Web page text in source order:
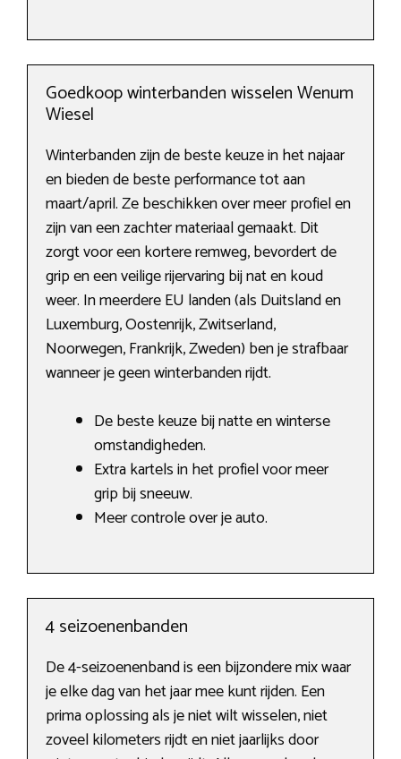
Goedkoop winterbanden wisselen Wenum
Wiesel
Winterbanden zijn de beste keuze in het najaar
en bieden de beste performance tot aan
maart/april. Ze beschikken over meer profiel en
zijn van een zachter materiaal gemaakt. Dit
zorgt voor een kortere remweg, bevordert de
grip en een veilige rijervaring bij nat en koud
weer. In meerdere EU landen (als Duitsland en
Luxemburg, Oostenrijk, Zwitserland,
Noorwegen, Frankrijk, Zweden) ben je strafbaar
wanneer je geen winterbanden rijdt.
De beste keuze bij natte en winterse
omstandigheden.
Extra kartels in het profiel voor meer
grip bij sneeuw.
Meer controle over je auto.
4 seizoenenbanden
De 4-seizoenenband is een bijzondere mix waar
je elke dag van het jaar mee kunt rijden. Een
prima oplossing als je niet wilt wisselen, niet
zoveel kilometers rijdt en niet jaarlijks door